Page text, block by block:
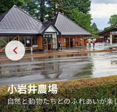
小岩井農場
自然と動物たちとのふれあいが楽